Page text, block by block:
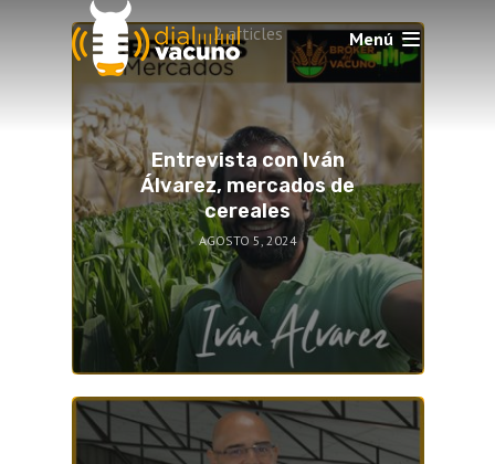
Menú
2 articles
Entrevista con Iván
Álvarez, mercados de
cereales
AGOSTO 5, 2024